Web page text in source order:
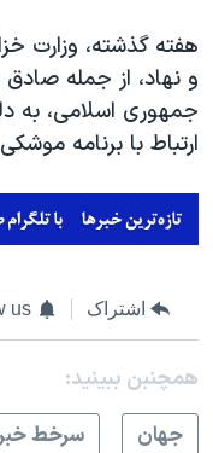
و نهاد، از جمله
جمهوری اسلامی،
ارتباط با برنامه
اشتراک us
همچنبن ببینید:
جهان
سرخط